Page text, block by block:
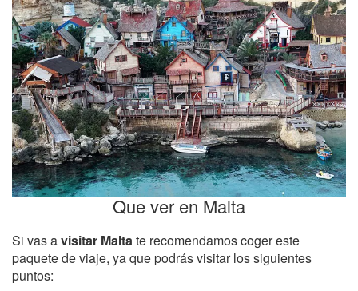
Que ver en Malta
Si vas avisitar Maltate recomendamos coger este
paquete de viaje, ya que podrás visitar los siguientes
puntos: